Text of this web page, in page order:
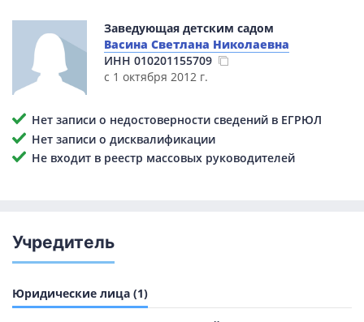
Заведующая детским садом
Васина Светлана Николаевна
ИНН 010201155709
с 1 октября 2012 г.
Нет записи о недостоверности сведений в ЕГРЮЛ
Нет записи о дисквалификации
Не входит в реестр массовых руководителей
Учредитель
Юридические лица (1)